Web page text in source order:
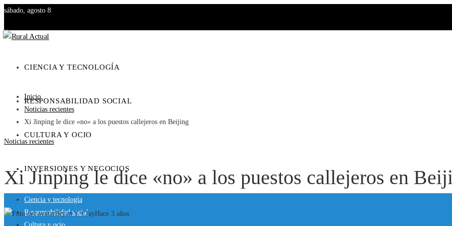
sábado, agosto 8
CIENCIA Y TECNOLOGÍA
RESPONSABILIDAD SOCIAL
CULTURA Y OCIO
INVERSIONES Y NEGOCIOS
Ciencia y tecnología
Responsabilidad social
Inicio
Noticias recientes
Xi Jinping le dice «no» a los puestos callejeros en Beijing
Noticias recientes
Xi Jinping le dice «no» a los puestos callejeros en
Bryan Y. ClayHace 3 años